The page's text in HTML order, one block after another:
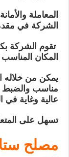
المعاملة
الشركة في
تقوم الشركة
المكان
يمكن من
مناسب والضبط
عالية وغاية في
تسهل على
مصلح